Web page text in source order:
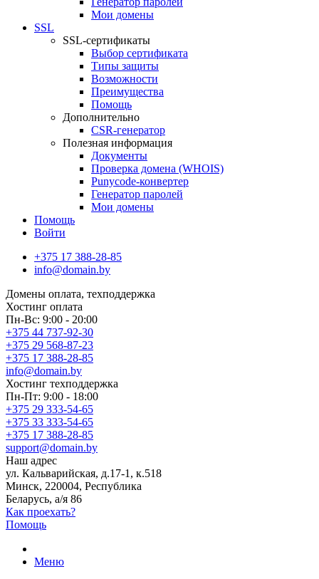
Мои домены
SSL
SSL-сертификаты
Выбор сертификата
Типы защиты
Возможности
Преимущества
Помощь
Дополнительно
CSR-генератор
Полезная информация
Документы
Проверка домена (WHOIS)
Punycode-конвертер
Генератор паролей
Мои домены
Помощь
Войти
+375 17 388-28-85
info@domain.by
Домены оплата, техподдержка
Хостинг оплата
Пн-Вс: 9:00 - 20:00
+375 44 737-92-30
+375 29 568-87-23
+375 17 388-28-85
info@domain.by
Хостинг техподдержка
Пн-Пт: 9:00 - 18:00
+375 29 333-54-65
+375 33 333-54-65
+375 17 388-28-85
support@domain.by
Наш адрес
ул. Кальварийская, д.17-1, к.518
Минск, 220004, Республика
Беларусь, а/я 86
Как проехать?
Помощь
Меню